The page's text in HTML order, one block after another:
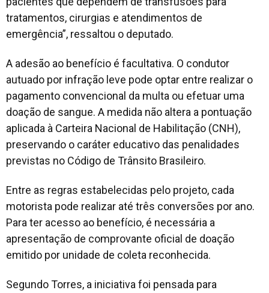
tratamentos, cirurgias e atendimentos de
emergência”, ressaltou o deputado.
A adesão ao benefício é facultativa. O condutor
autuado por infração leve pode optar entre realizar o
pagamento convencional da multa ou efetuar uma
doação de sangue. A medida não altera a pontuação
aplicada à Carteira Nacional de Habilitação (CNH),
preservando o caráter educativo das penalidades
previstas no Código de Trânsito Brasileiro.
Entre as regras estabelecidas pelo projeto, cada
motorista pode realizar até três conversões por ano.
Para ter acesso ao benefício, é necessária a
apresentação de comprovante oficial de doação
emitido por unidade de coleta reconhecida.
Segundo Torres, a iniciativa foi pensada para